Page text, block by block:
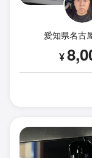
愛知県名古
¥